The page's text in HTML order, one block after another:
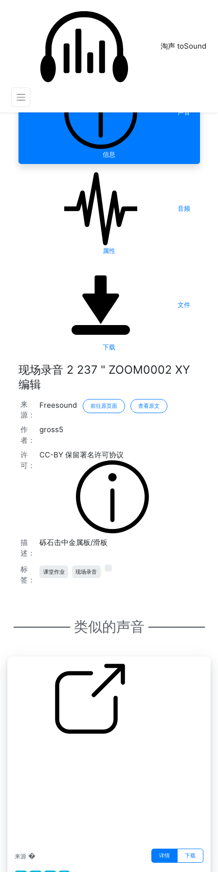
淘声 toSound
声音
信息
音频
属性
文件
下载
现场录音 2 237 " ZOOM0002 XY
编辑
来
源：
Freesound 前往原页面 查看原文
作
者：
gross5
许
可：
CC-BY 保留署名许可协议
描
述：
砾石击中金属板/滑板
标
签：
课堂作业 现场录音
———— 类似的声音 ————
来源 � 详情 下载